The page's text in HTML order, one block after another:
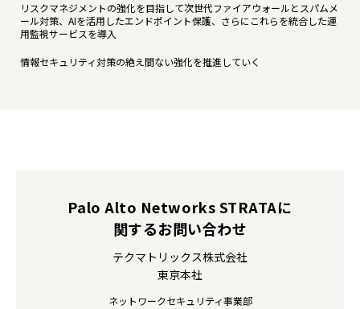
リスクマネジメントの強化を目指して次世代ファイアウォールとスパムメ
ール対策、AIを活用したエンドポイント保護、さらにこれらを統合した運
用監視サービスを導入
情報セキュリティ対策の絶え間ない強化を推進していく
Palo Alto Networks STRATAに
関するお問い合わせ
テクマトリックス株式会社
東京本社
ネットワークセキュリティ事業部